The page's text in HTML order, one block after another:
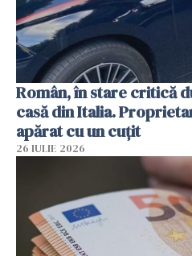
Român, în stare critică
casă din Italia.
apărat cu un cuțit
26 IULIE 2026